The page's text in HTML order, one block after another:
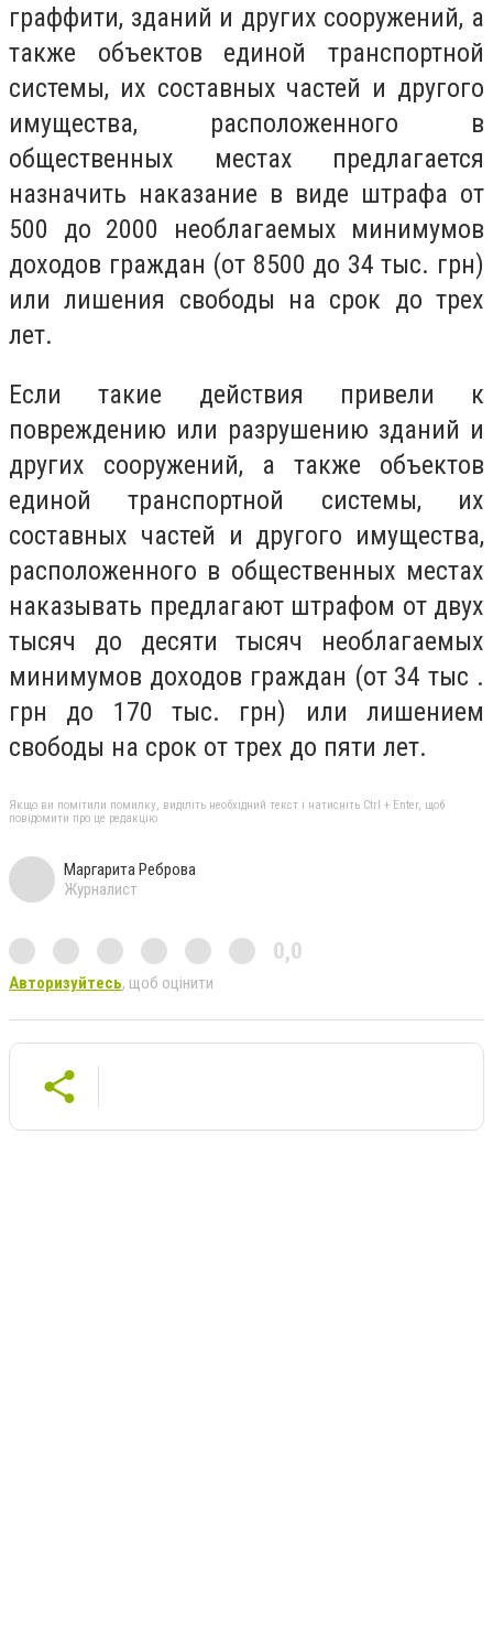
граффити, зданий и других сооружений, а
также объектов единой транспортной
системы, их составных частей и другого
имущества, расположенного в
общественных местах предлагается
назначить наказание в виде штрафа от
500 до 2000 необлагаемых минимумов
доходов граждан (от 8500 до 34 тыс. грн)
или лишения свободы на срок до трех
лет.
Если такие действия привели к
повреждению или разрушению зданий и
других сооружений, а также объектов
единой транспортной системы, их
составных частей и другого имущества,
расположенного в общественных местах
наказывать предлагают штрафом от двух
тысяч до десяти тысяч необлагаемых
минимумов доходов граждан (от 34 тыс .
грн до 170 тыс. грн) или лишением
свободы на срок от трех до пяти лет.
Якщо ви помітили помилку, виділіть необхідний текст і натисніть Ctrl + Enter, щоб
повідомити про це редакцію
Маргарита Реброва
Журналист
0,0
Авторизуйтесь, щоб оцінити